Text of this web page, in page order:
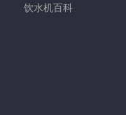
饮水机百科